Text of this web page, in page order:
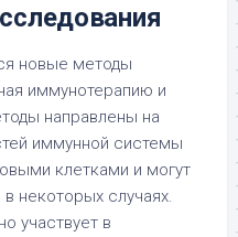
новые методы
иммунотерапию и
направлены на
иммунной системы
клетками и могут
некоторых случаях.
участвует в